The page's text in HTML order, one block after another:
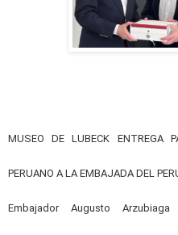
MUSEO DE LUBECK ENTREGA
PERUANO A LA EMBAJADA DEL
Embajador Augusto